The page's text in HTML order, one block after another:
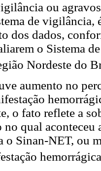
ou
de vigilância,
dos dados,
o Sistema
Nordeste do
aumento no
o fato reflete a
no qual aconteceu
o Sinan-NET, ou